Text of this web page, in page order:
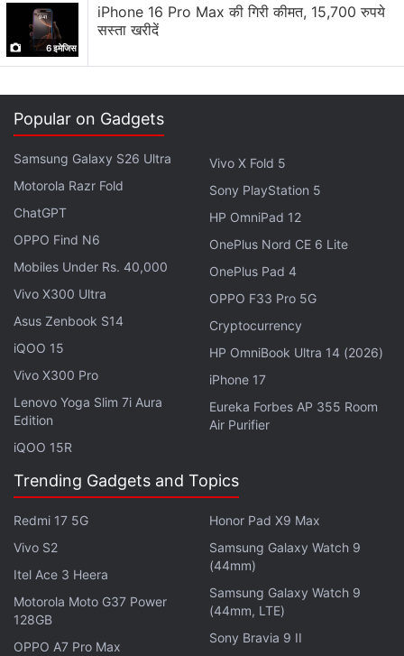
सुपरचार्ज टर्बो फास्ट चार्जिंग का सपोर्ट करता है। इस फोन में 90°+
अल्ट्रा वाइड साउंड फील्ड के साथ सिममैट्रिकल स्टीरियो स्पीकर्स दिए
गए हैं।
अपर्चर के साथ 50 मेगापिक्सल का प्राइमरी कैमरा और f/2.4 अपर्चर
के साथ दूसरा कैमरा दिया गया है। वहीं सेल्फी और वीडियो कॉलिंग के
लिए f/2.0 अपर्चर के साथ 8 मेगापिक्सल का फ्रंट कैमरा दिया गया है।
डाइमेंशन की बात करें तो इस फोन की लंबाई 163.3 मिमी, चौड़ाई 78
मिमी, मोटाई 7.98 मिमी और वजन 232 ग्राम है। कनेक्टिविटी ऑप्शंस
में 4G VoLTE, वाई-फाई 7, ब्लूटूथ 5.2, जीपीएस, AGPS,
GLONASS, BeiDou, Galileo, QZSS, एनएफसी और यूएसबी
टाइप सी 2.0 पोर्ट मिलता है।
लेटेस्ट टेक न्यूज़,स्मार्टफोन रिव्यू
एक्सक्लूसिव ऑफर के लिए गैजेट्स 360 एंड्रॉयडऐप डाउनलोड करें और
हमेंगूगल समाचार
6 इमेजिस
iPhone 16 Pro Max की गिरी कीमत, 15,700 रुपये
सस्ता खरीदें
Popular on Gadgets
Samsung Galaxy S26 Ultra
Motorola Razr Fold
ChatGPT
OPPO Find N6
Mobiles Under Rs. 40,000
Vivo X300 Ultra
Asus Zenbook S14
iQOO 15
Vivo X300 Pro
Lenovo Yoga Slim 7i Aura
Edition
iQOO 15R
Vivo X Fold 5
Sony PlayStation 5
HP OmniPad 12
OnePlus Nord CE 6 Lite
OnePlus Pad 4
OPPO F33 Pro 5G
Cryptocurrency
HP OmniBook Ultra 14 (2026)
iPhone 17
Eureka Forbes AP 355 Room
Air Purifier
Trending Gadgets and Topics
Redmi 17 5G
Vivo S2
Itel Ace 3 Heera
Motorola Moto G37 Power
128GB
OPPO A7 Pro Max
Honor Pad X9 Max
Samsung Galaxy Watch 9
(44mm)
Samsung Galaxy Watch 9
(44mm, LTE)
Sony Bravia 9 II